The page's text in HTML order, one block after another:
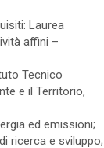
Laurea
affini –
Tecnico
e il Territorio,
ed emissioni;
ricerca e sviluppo;